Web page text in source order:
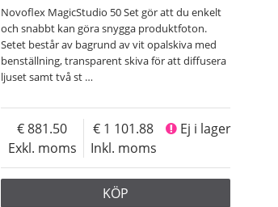
Novoflex MagicStudio 50 Set gör att du enkelt
och snabbt kan göra snygga produktfoton.
Setet består av bagrund av vit opalskiva med
benställning, transparent skiva för att diffusera
ljuset samt två st …
Exkl. moms
881.50
Inkl. moms
1 101.88 Ej i lager
KÖP